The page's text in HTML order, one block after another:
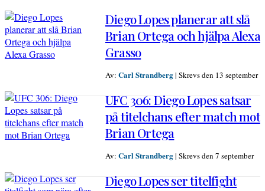
Diego Lopes planerar att slå
Brian Ortega och hjälpa Alexa
Grasso
Av: Carl Strandberg| Skrevs den 13 september
UFC 306: Diego Lopes satsar
på titelchans efter match mot
Brian Ortega
Av: Carl Strandberg| Skrevs den 7 september
Diego Lopes ser titelfight